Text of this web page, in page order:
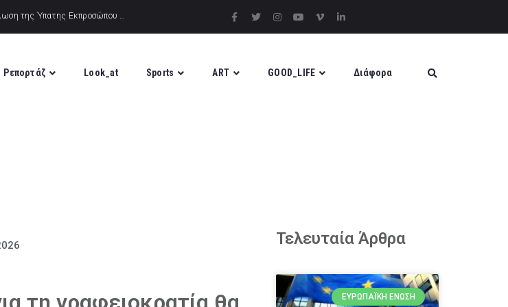
Ρεπορτάζ Look_at Sports ART GOOD_LIFE Διάφορα
Τελευταία Άρθρα
ΕΥΡΩΠΑΪΚΉ ΈΝΩΣΗ